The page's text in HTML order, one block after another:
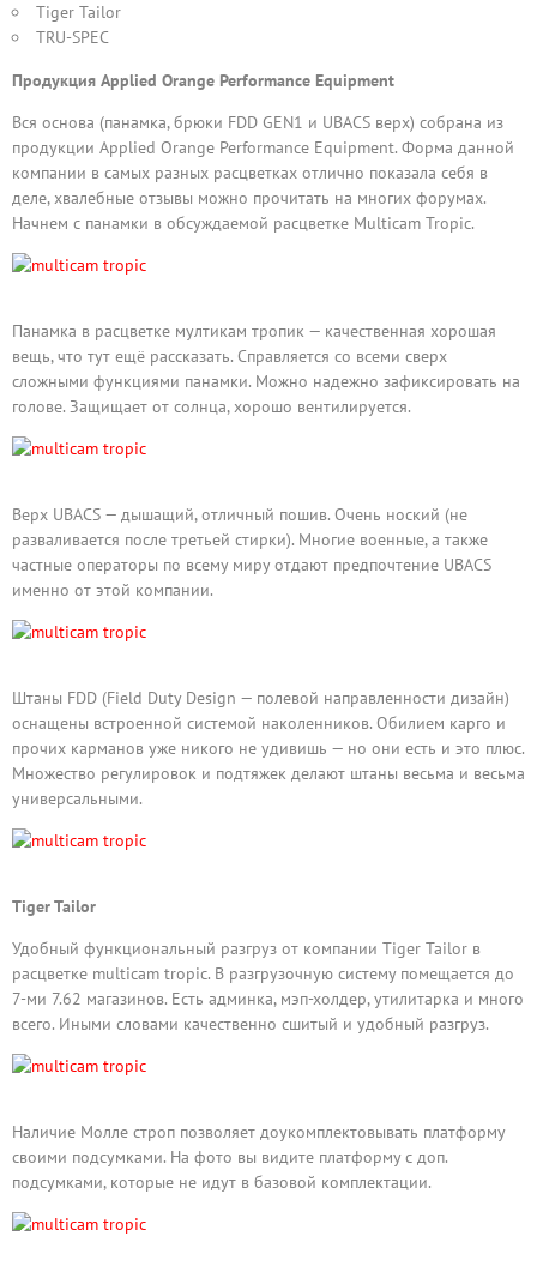
Tiger Tailor
TRU-SPEC
Продукция Applied Orange Performance Equipment
Вся основа (панамка, брюки FDD GEN1 и UBACS верх) собрана из
продукции Applied Orange Performance Equipment. Форма данной
компании в самых разных расцветках отлично показала себя в
деле, хвалебные отзывы можно прочитать на многих форумах.
Начнем с панамки в обсуждаемой расцветке Multicam Tropic.
Панамка в расцветке мултикам тропик — качественная хорошая
вещь, что тут ещё рассказать. Справляется со всеми сверх
сложными функциями панамки. Можно надежно зафиксировать на
голове. Защищает от солнца, хорошо вентилируется.
Верх UBACS — дышащий, отличный пошив. Очень ноский (не
разваливается после третьей стирки). Многие военные, а также
частные операторы по всему миру отдают предпочтение UBACS
именно от этой компании.
Штаны FDD (Field Duty Design — полевой направленности дизайн)
оснащены встроенной системой наколенников. Обилием карго и
прочих карманов уже никого не удивишь — но они есть и это плюс.
Множество регулировок и подтяжек делают штаны весьма и весьма
универсальными.
Tiger Tailor
Удобный функциональный разгруз от компании Tiger Tailor в
расцветке multicam tropic. В разгрузочную систему помещается до
7-ми 7.62 магазинов. Есть админка, мэп-холдер, утилитарка и много
всего. Иными словами качественно сшитый и удобный разгруз.
Наличие Молле строп позволяет доукомплектовывать платформу
своими подсумками. На фото вы видите платформу с доп.
подсумками, которые не идут в базовой комплектации.